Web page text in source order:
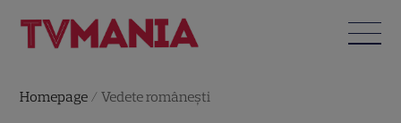
Homepage /Vedete româneşti